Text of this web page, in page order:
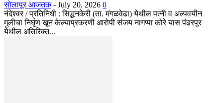
सोलापूर आजतक - July 20, 2026 0
नंदेश्वर / प्रतिनिधी : सिद्धनकेरी (ता. मंगळवेढा) येथील पत्नी व अल्पवयीन
मुलीचा निर्घृण खून केल्याप्रकरणी आरोपी संजय नागप्पा कोरे यास पंढरपूर
येथील अतिरिक्त...